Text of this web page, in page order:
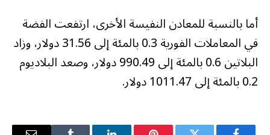
أما بالنسبة للمعادن النفيسة الأخرى، ارتفعت الفضة
في المعاملات الفورية 0.3 بالمئة إلى 31.56 دولار، وزاد
البلاتين 0.6 بالمئة إلى 990.49 دولار، وصعد البلاديوم
0.2 بالمئة إلى 1011.47 دولار.